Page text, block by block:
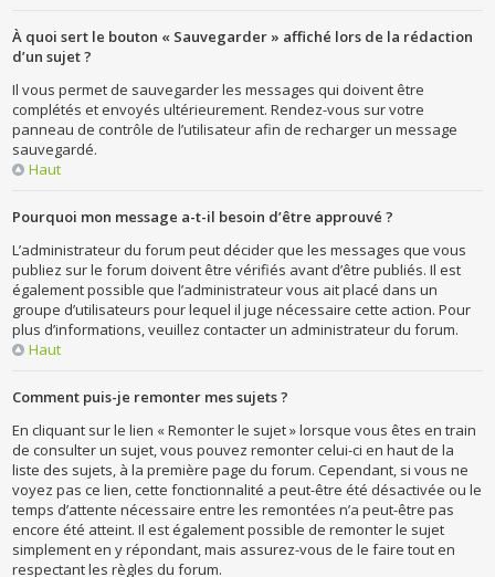
À quoi sert le bouton « Sauvegarder » affiché lors de la rédaction
d’un sujet ?
Il vous permet de sauvegarder les messages qui doivent être
complétés et envoyés ultérieurement. Rendez-vous sur votre
panneau de contrôle de l’utilisateur afin de recharger un message
sauvegardé.
Haut
Pourquoi mon message a-t-il besoin d’être approuvé ?
L’administrateur du forum peut décider que les messages que vous
publiez sur le forum doivent être vérifiés avant d’être publiés. Il est
également possible que l’administrateur vous ait placé dans un
groupe d’utilisateurs pour lequel il juge nécessaire cette action. Pour
plus d’informations, veuillez contacter un administrateur du forum.
Haut
Comment puis-je remonter mes sujets ?
En cliquant sur le lien « Remonter le sujet » lorsque vous êtes en train
de consulter un sujet, vous pouvez remonter celui-ci en haut de la
liste des sujets, à la première page du forum. Cependant, si vous ne
voyez pas ce lien, cette fonctionnalité a peut-être été désactivée ou le
temps d’attente nécessaire entre les remontées n’a peut-être pas
encore été atteint. Il est également possible de remonter le sujet
simplement en y répondant, mais assurez-vous de le faire tout en
respectant les règles du forum.